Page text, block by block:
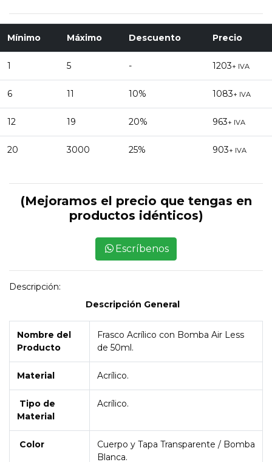
Mínimo Máximo Descuento Precio
1 5 - 1203+ IVA
6 11 10% 1083+ IVA
12 19 20% 963+ IVA
20 3000 25% 903+ IVA
(Mejoramos el precio que tengas en
productos idénticos)
Escríbenos
Descripción:
Descripción General
Nombre del
Producto
Frasco Acrílico con Bomba Air Less
de 50ml.
Material Acrílico.
Tipo de
Material
Acrílico.
Color
Cuerpo y Tapa Transparente / Bomba
Blanca.